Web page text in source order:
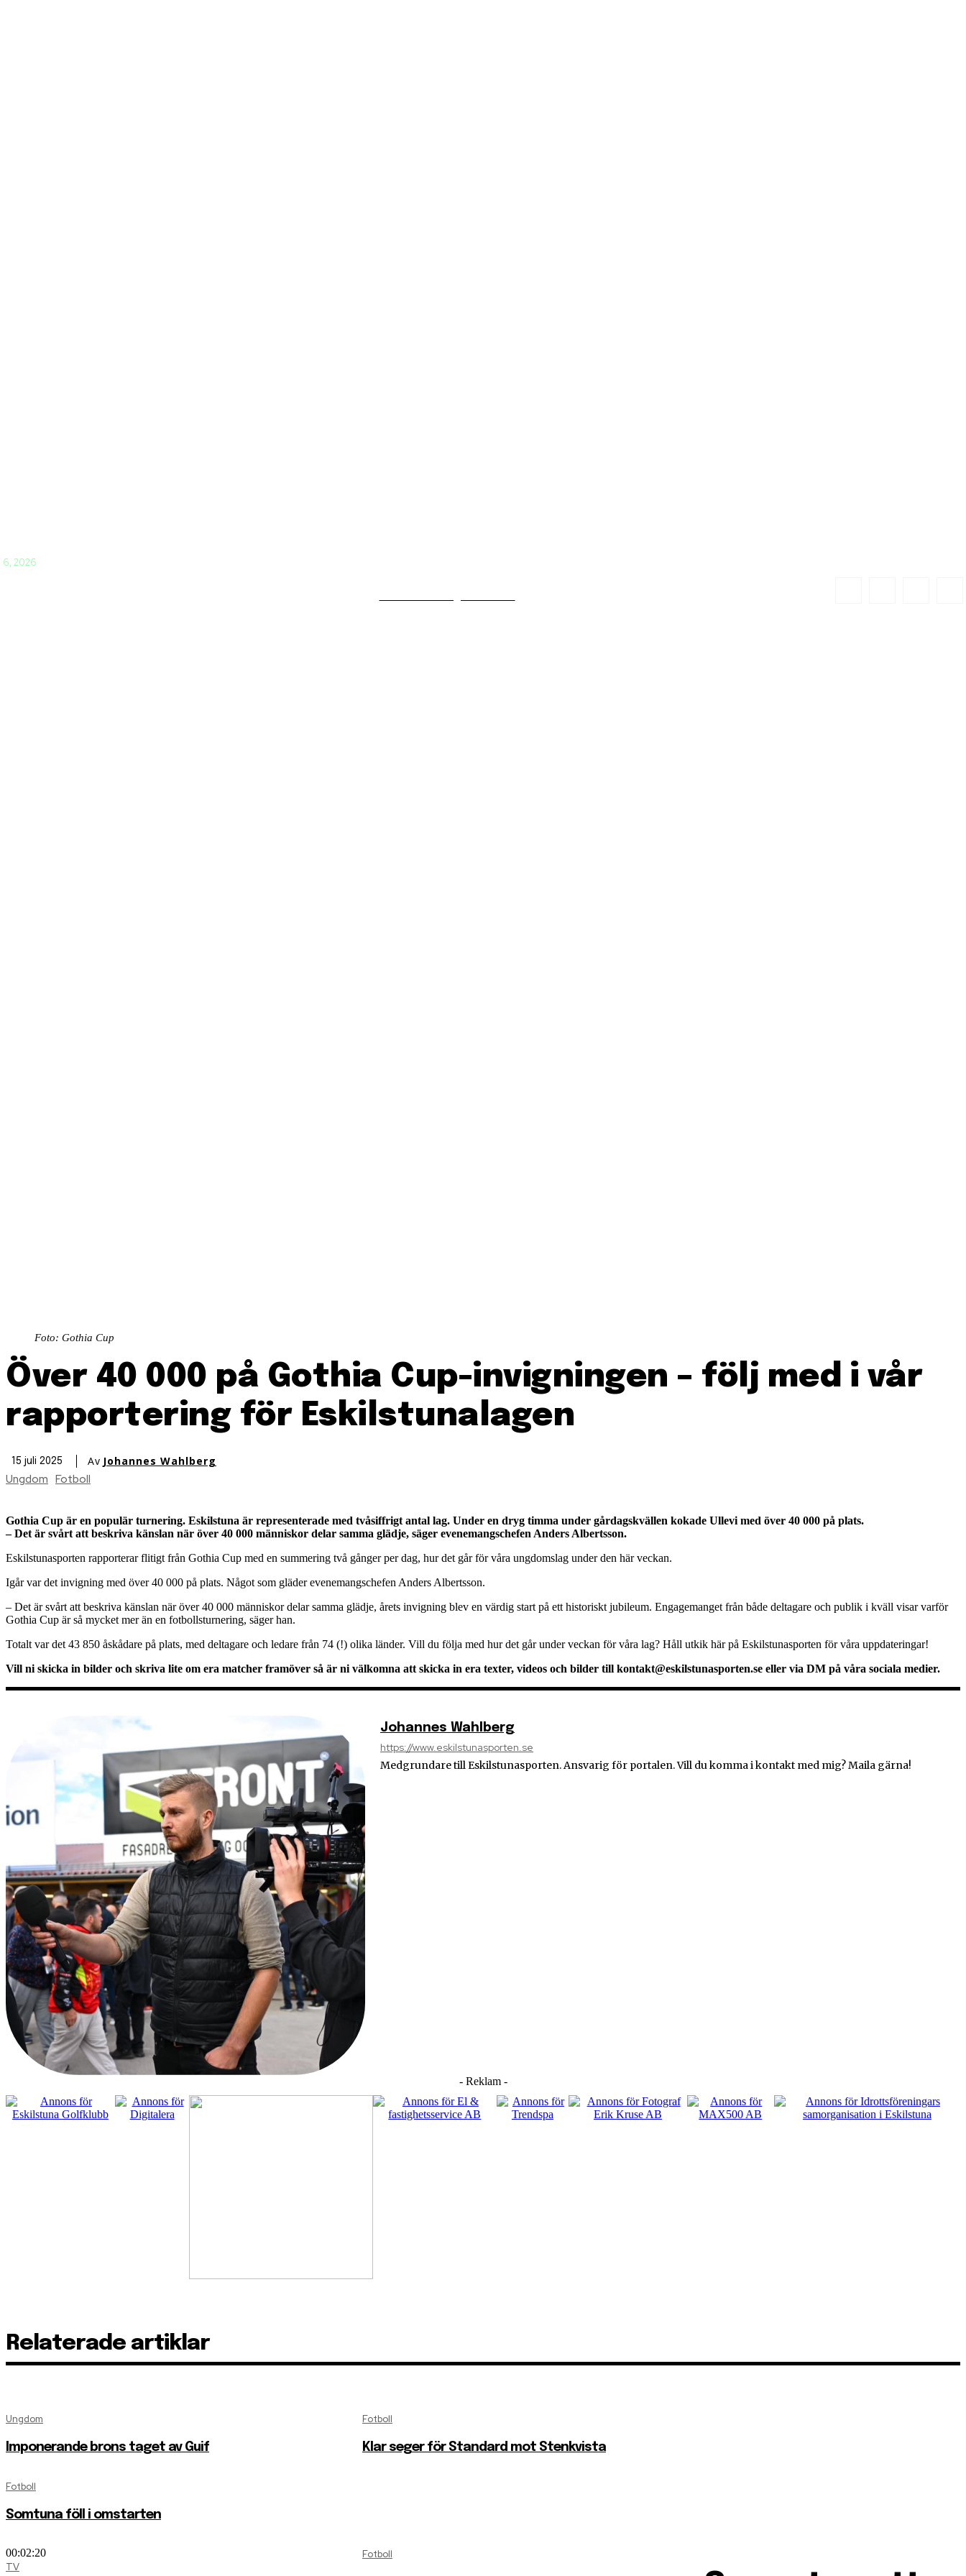
6, 2026
Foto: Gothia Cup
Över 40 000 på Gothia Cup-invigningen – följ med i vår
rapportering för Eskilstunalagen
15 juli 2025 Av Johannes Wahlberg
Ungdom Fotboll
Gothia Cup är en populär turnering. Eskilstuna är representerade med tvåsiffrigt antal lag. Under en dryg timma under gårdagskvällen kokade Ullevi med över 40 000 på plats.
– Det är svårt att beskriva känslan när över 40 000 människor delar samma glädje, säger evenemangschefen Anders Albertsson.
Eskilstunasporten rapporterar flitigt från Gothia Cup med en summering två gånger per dag, hur det går för våra ungdomslag under den här veckan.
Igår var det invigning med över 40 000 på plats. Något som gläder evenemangschefen Anders Albertsson.
– Det är svårt att beskriva känslan när över 40 000 människor delar samma glädje, årets invigning blev en värdig start på ett historiskt jubileum. Engagemanget från både deltagare och publik i kväll visar varför
Gothia Cup är så mycket mer än en fotbollsturnering, säger han.
Totalt var det 43 850 åskådare på plats, med deltagare och ledare från 74 (!) olika länder. Vill du följa med hur det går under veckan för våra lag? Håll utkik här på Eskilstunasporten för våra uppdateringar!
Vill ni skicka in bilder och skriva lite om era matcher framöver så är ni välkomna att skicka in era texter, videos och bilder till kontakt@eskilstunasporten.se eller via DM på våra sociala medier.
Johannes Wahlberg
https://www.eskilstunasporten.se
Medgrundare till Eskilstunasporten. Ansvarig för portalen. Vill du komma i kontakt med mig? Maila gärna!
- Reklam -
Relaterade artiklar
Ungdom
Imponerande brons taget av Guif
Fotboll
Klar seger för Standard mot Stenkvista
Fotboll
Somtuna föll i omstarten
00:02:20
TV
Fotboll